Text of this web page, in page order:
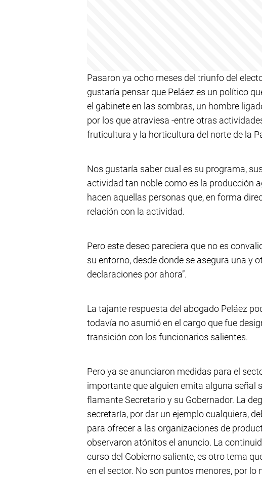
Pasaron ya ocho meses del triunfo del
gustaría pensar que Peláez es un político
el gabinete en las sombras, un hombre
por los que atraviesa -entre otras
fruticultura y la horticultura del norte de la
Nos gustaría saber cual es su programa,
actividad tan noble como es la producción
hacen aquellas personas que, en forma
relación con la actividad.
Pero este deseo pareciera que no es
su entorno, desde donde se asegura una y
declaraciones por ahora”.
La tajante respuesta del abogado Peláez
todavía no asumió en el cargo que fue
transición con los funcionarios salientes.
Pero ya se anunciaron medidas para el
importante que alguien emita alguna señal
flamante Secretario y su Gobernador. La
secretaría, por dar un ejemplo cualquiera,
para ofrecer a las organizaciones de
observaron atónitos el anuncio. La
curso del Gobierno saliente, es otro tema
en el sector. No son puntos menores, por